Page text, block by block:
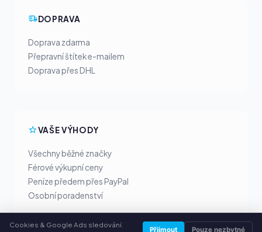
DOPRAVA
Doprava zdarma
Přepravní štítek e-mailem
Doprava přes DHL
VAŠE VÝHODY
Všechny běžné značky
Férové výkupní ceny
Peníze předem přes PayPal
Osobní poradenství
Cookies & Google Ads sledování.
Přijmout Pouze nezbytné